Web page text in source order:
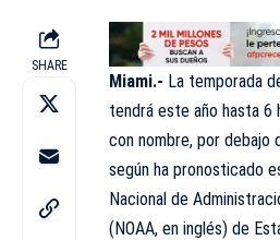
SHARE
Miami.- La temporada
tendrá este año hasta 6
con nombre, por debajo
según ha pronosticado
Nacional de
(NOAA, en inglés) de